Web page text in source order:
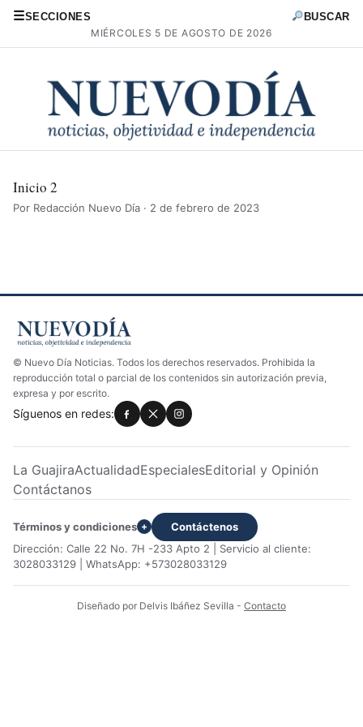
☰SECCIONES
MIÉRCOLES 5 DE AGOSTO DE 2026
BUSCAR
Inicio 2
Por Redacción Nuevo Día · 2 de febrero de 2023
© Nuevo Día Noticias. Todos los derechos reservados. Prohibida la
reproducción total o parcial de los contenidos sin autorización previa,
expresa y por escrito.
Síguenos en redes:
La GuajiraActualidadEspecialesEditorial y Opinión
Contáctanos
Términos y condiciones +
Contáctenos
Dirección: Calle 22 No. 7H -233 Apto 2 | Servicio al cliente:
3028033129 | WhatsApp: +573028033129
Diseñado por Delvis Ibáñez Sevilla - Contacto